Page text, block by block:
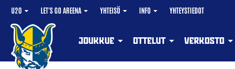
U20 LET'S GO AREENA YHTEISÖ INFO YHTEYSTIEDOT
JOUKKUE OTTELUT VERKOSTO